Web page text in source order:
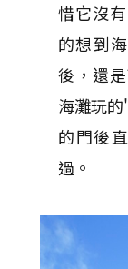
惜它沒
的想到
後，還
海灘玩
的門後
過。